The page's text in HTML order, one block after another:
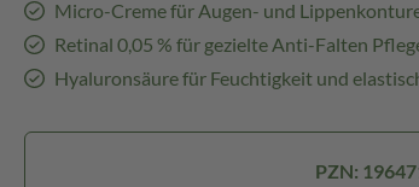
Micro-Creme für Augen- und
Retinal 0,05 % für gezielte Anti-Falten
Hyaluronsäure für Feuchtigkeit und
PZN: